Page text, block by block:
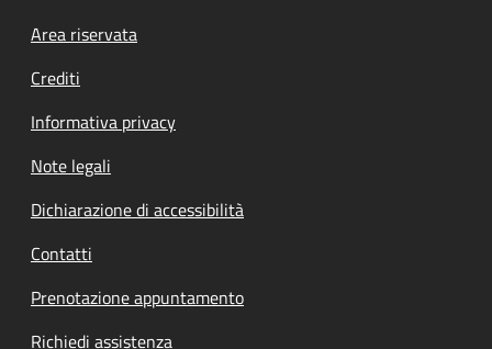
Footer menu
Area riservata
Crediti
Informativa privacy
Note legali
Dichiarazione di accessibilità
Contatti
Prenotazione appuntamento
Richiedi assistenza